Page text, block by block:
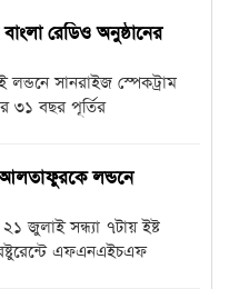
রেডিও অনুষ্ঠানের
সানরাইজ স্পেকট্রাম
৩১ বছর পূর্তির
লন্ডনে
জুলাই সন্ধ্যা ৭টায় ইষ্ট
এফএনএইচএফ